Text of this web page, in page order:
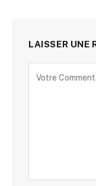
LAISSER UNE